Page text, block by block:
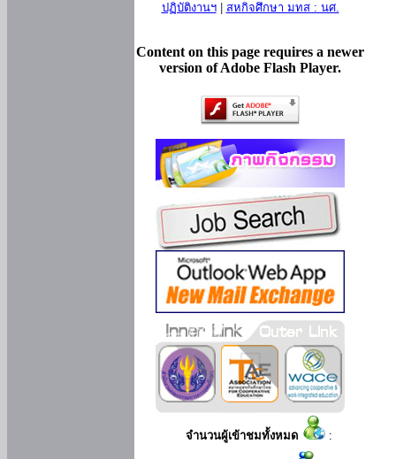
ปฏิบัติงานฯ| สหกิจศึกษา มทส : นศ.
Content on this page requires a newer
version of Adobe Flash Player.
จำนวนผู้เข้าชมทั้งหมด :